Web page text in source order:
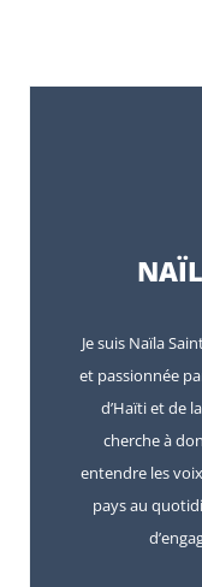
Je suis Naïla
et passionnée
d’Haïti et de
cherche à
entendre les
pays au